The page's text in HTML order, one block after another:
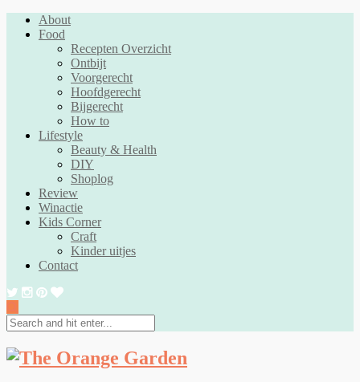
About
Food
Recepten Overzicht
Ontbijt
Voorgerecht
Hoofdgerecht
Bijgerecht
How to
Lifestyle
Beauty & Health
DIY
Shoplog
Review
Winactie
Kids Corner
Craft
Kinder uitjes
Contact